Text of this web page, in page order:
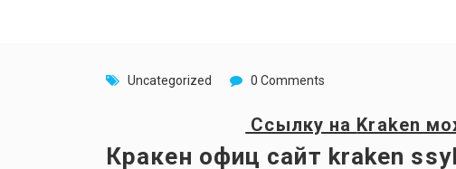
Uncategorized 0 Comments
Ссылку на Kraken
Кракен офиц сайт kraken